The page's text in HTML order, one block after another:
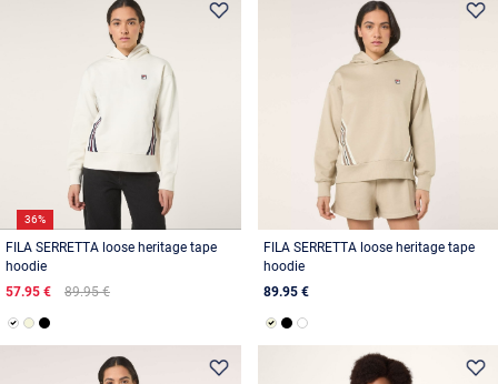
36%
FILA SERRETTA loose heritage tape
hoodie
57.95 €
89.95 €
FILA SERRETTA loose heritage tape
hoodie
89.95 €